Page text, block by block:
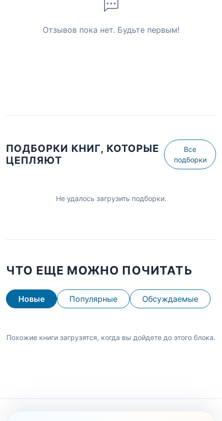
Отзывов пока нет. Будьте первым!
ПОДБОРКИ КНИГ, КОТОРЫЕ
ЦЕПЛЯЮТ
Все
подборки
Не удалось загрузить подборки.
ЧТО ЕЩЕ МОЖНО ПОЧИТАТЬ
Новые Популярные Обсуждаемые
Похожие книги загрузятся, когда вы дойдете до этого блока.